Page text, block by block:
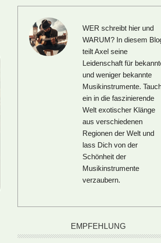
WER schreibt hier und
WARUM?In diesem
teilt Axel seine
Leidenschaft für
und weniger bekannte
Musikinstrumente.
ein in die faszinierende
Welt exotischer Klänge
aus verschiedenen
Regionen der Welt und
lass Dich von der
Schönheit der
Musikinstrumente
verzaubern.
EMPFEHLUNG